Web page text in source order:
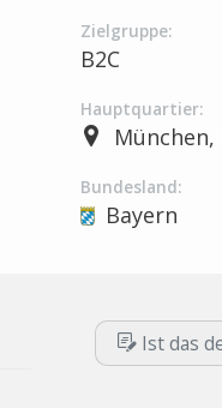
Zielgruppe:
B2C
Hauptquartier:
München,
Bundesland:
Bayern
Ist das